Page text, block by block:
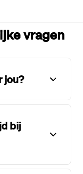
vragen
jou?
bij